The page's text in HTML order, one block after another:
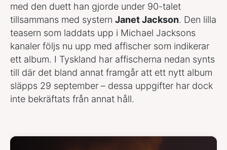
med den duett han gjorde under 90-talet
tillsammans med systern Janet Jackson. Den lilla
teasern som laddats upp i Michael Jacksons
kanaler följs nu upp med affischer som indikerar
ett album. I Tyskland har affischerna nedan synts
till där det bland annat framgår att ett nytt album
släpps 29 september – dessa uppgifter har dock
inte bekräftats från annat håll.